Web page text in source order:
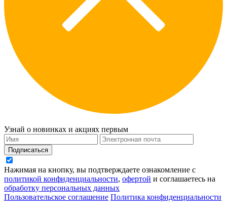
Узнай о новинках и акциях первым
Подписаться
Нажимая на кнопку, вы подтверждаете ознакомление с
политикой конфиденциальности, офертой и соглашаетесь на
обработку персональных данных
Пользовательское соглашение Политика конфиденциальности